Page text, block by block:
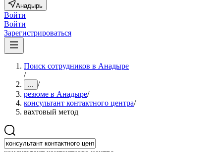
Анадырь
Войти
Войти
Зарегистрироваться
Поиск сотрудников в Анадыре
/
... /
резюме в Анадыре/
консультант контактного центра/
вахтовый метод